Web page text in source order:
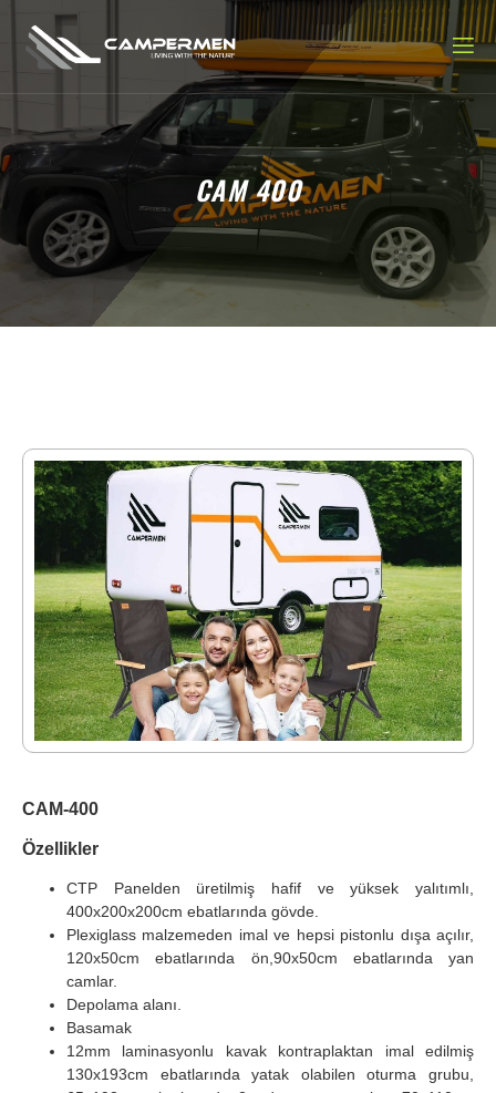
CAM 400
CAM-400
​​​​​​Özellikler
CTP Panelden üretilmiş hafif ve yüksek yalıtımlı,
400x200x200cm ebatlarında gövde.
Plexiglass malzemeden imal ve hepsi pistonlu dışa açılır,
120x50cm ebatlarında ön,90x50cm ebatlarında yan
camlar.
Depolama alanı.
Basamak
12mm laminasyonlu kavak kontraplaktan imal edilmiş
130x193cm ebatlarında yatak olabilen oturma grubu,